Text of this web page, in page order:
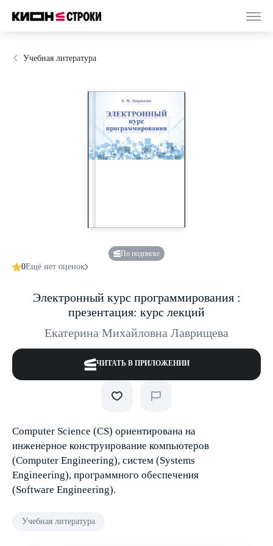
Учебная литература
По подписке
0Ещё нет оценок
Электронный курс программирования :
презентация: курс лекций
Екатерина Михайловна Лаврищева
ЧИТАТЬ В ПРИЛОЖЕНИИ
Computer Science (CS) ориентирована на
инженерное конструирование компьютеров
(Computer Engineering), систем (Systems
Engineering), программного обеспечения
(Software Engineering).
Учебная литература